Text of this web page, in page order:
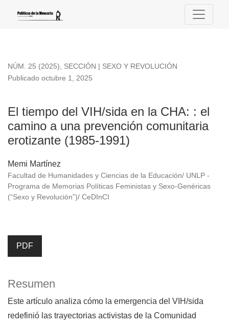
NÚM. 25 (2025), SECCIÓN | SEXO Y REVOLUCIÓN
El tiempo del VIH/sida en la CHA: : el
camino a una prevención comunitaria
erotizante (1985-1991)
Publicado octubre 1, 2025
Memi Martínez
Facultad de Humanidades y Ciencias de la Educación/ UNLP -
Programa de Memorias Políticas Feministas y Sexo-Genéricas
(“Sexo y Revolución”)/ CeDInCI
PDF
Resumen
Este artículo analiza cómo la emergencia del VIH/sida
redefinió las trayectorias activistas de la Comunidad